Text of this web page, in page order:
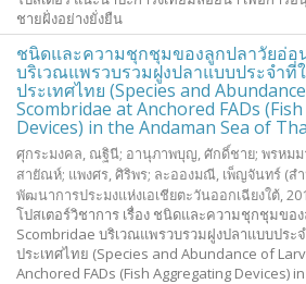
ชายฝั่งอย่างยั่งยืน
ชนิดและความชุกชุมของลูกปลาวัยอ่อ
บริเวณแพรวบรวมฝูงปลาแบบประจำที่
ประเทศไทย (Species and
Scombridae at Anchored FADs
Devices) in the Andaman Sea of
ศุกระมงคล, ณฐินี; อานุภาพบุญ, ศักดิ์ชาย; พรหม
สายัณห์; แพงศร, ศิริพร; ละอองมณี, เพ็ญจันทร์ (ส
พัฒนาการประมงแห่งเอเชียตะวันออกเฉียงใต้,
โปสเตอร์วิชาการ เรื่อง ชนิดและความชุกชุมขอ
Scombridae บริเวณแพรวบรวมฝูงปลาแบบปร
ประเทศไทย (Species and Abundance of
Anchored FADs (Fish Aggregating Devices) in